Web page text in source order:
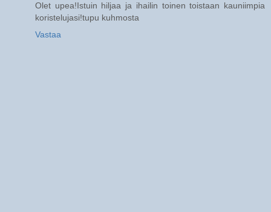
Olet upea!Istuin hiljaa ja ihailin toinen toistaan kauniimpia
koristelujasi!tupu kuhmosta
Vastaa